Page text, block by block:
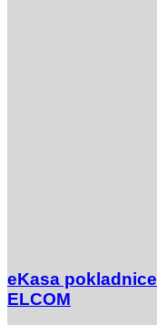
eKasa pokladnice
ELCOM